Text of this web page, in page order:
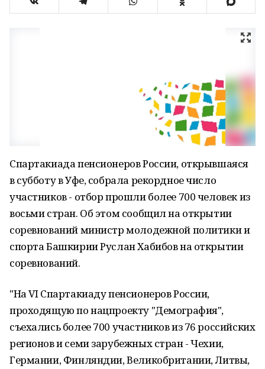
Спартакиада пенсионеров России, открывшаяся
в субботу в Уфе, собрала рекордное число
участников - отбор прошли более 700 человек из
восьми стран. Об этом сообщил на открытии
соревнований министр молодежной политики и
спорта Башкирии Руслан Хабибов на открытии
соревнований.
"На VI Спартакиаду пенсионеров России,
проходящую по нацпроекту "Демография",
съехались более 700 участников из 76 российских
регионов и семи зарубежных стран - Чехии,
Германии, Финляндии, Великобритании, Литвы,